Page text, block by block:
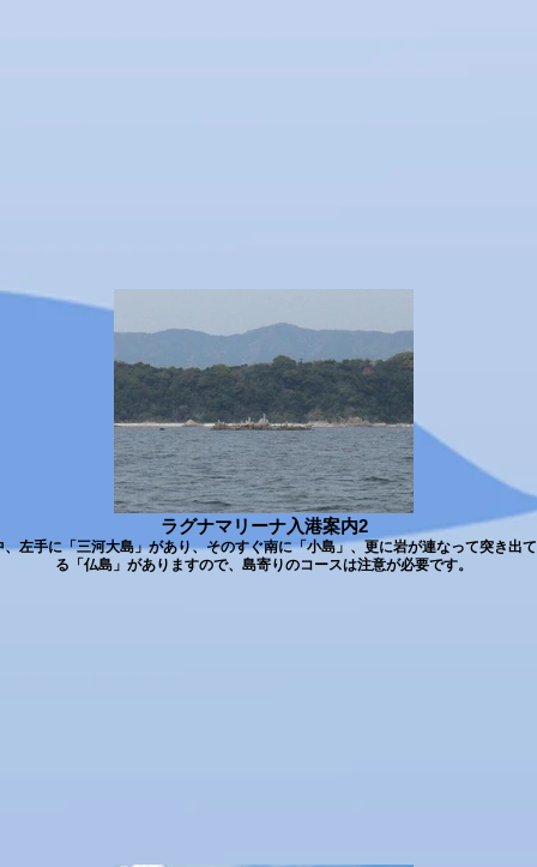
ラグナマリーナ入港案内2
、左手に「三河大島」があり、そのすぐ南に「小島」、更に岩が連なって突き出
る「仏島」がありますので、島寄りのコースは注意が必要です。